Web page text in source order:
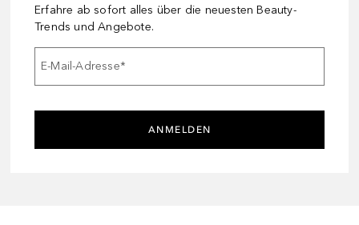
Erfahre ab sofort alles über die neuesten Beauty-
Trends und Angebote.
E-Mail-Adresse*
ANMELDEN